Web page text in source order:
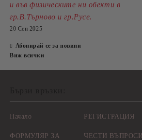
и във физическите ни обекти в
гр.В.Търново и гр.Русе.
20 Сеп 2025
Абонирай се за новини
Виж всички
Начало
ФОРМУЛЯР ЗА
РЕГИСТРАЦИЯ
ЧЕСТИ ВЪПРОСИ